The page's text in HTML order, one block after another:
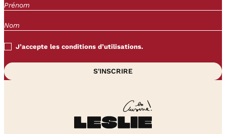
J’accepte les conditions d’utilisations.